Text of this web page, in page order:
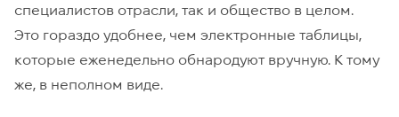
специалистов отрасли, так и общество в целом.
Это гораздо удобнее, чем электронные таблицы,
которые еженедельно обнародуют вручную. К тому
же, в неполном виде.